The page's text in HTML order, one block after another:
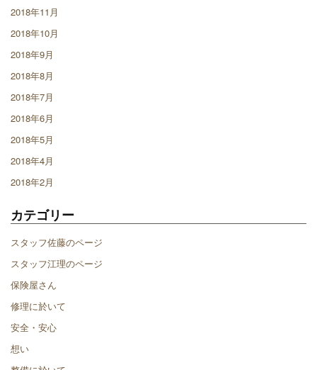
2018年11月
2018年10月
2018年9月
2018年8月
2018年7月
2018年6月
2018年5月
2018年4月
2018年2月
カテゴリー
スタッフ佐藤のページ
スタッフ江理のページ
保険屋さん
修理に於いて
安全・安心
想い